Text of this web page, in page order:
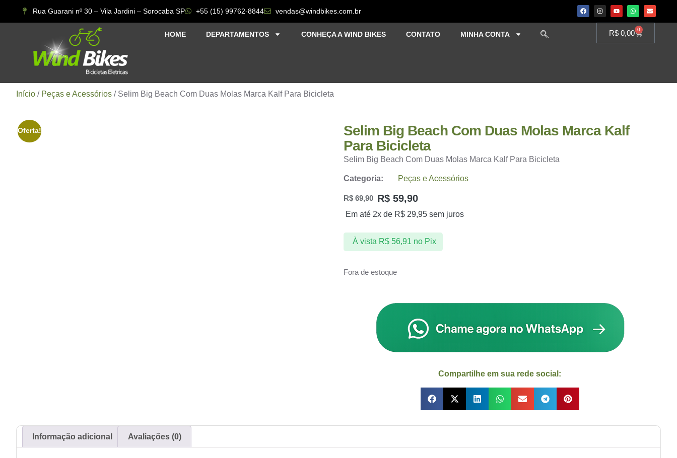
Rua Guarani nº 30 – Vila Jardini – Sorocaba SP +55 (15) 99762-8844 vendas@windbikes.com.br
HOME DEPARTAMENTOS CONHEÇA A WIND BIKES CONTATO MINHA CONTA R$ 0,00 0
Início / Peças e Acessórios / Selim Big Beach Com Duas Molas Marca Kalf Para Bicicleta
Oferta!
Selim Big Beach Com Duas Molas Marca Kalf
Para Bicicleta
Selim Big Beach Com Duas Molas Marca Kalf Para Bicicleta
Categoria: Peças e Acessórios
R$69,90 R$ 59,90
Em até 2x de R$ 29,95 sem juros
À vista R$56,91 no Pix
Fora de estoque
Compartilhe em sua rede social:
Informação adicional Avaliações (0)